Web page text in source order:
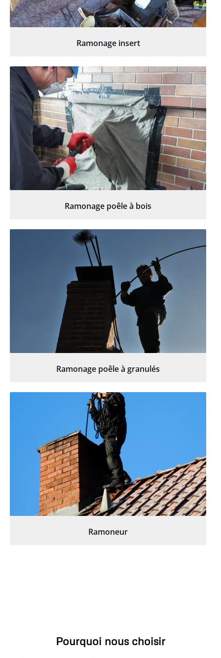
Ramonage insert
Ramonage poêle à bois
Ramonage poêle à granulés
Ramoneur
Pourquoi nous choisir